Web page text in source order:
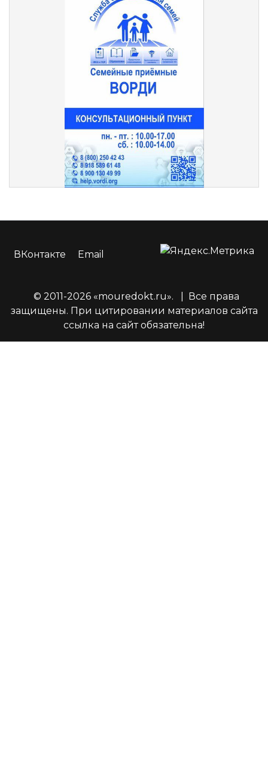
ВКонтакте Email
© 2011-2026 «mouredokt.ru».
Все права
защищены. При цитировании материалов сайта
ссылка на сайт обязательна!